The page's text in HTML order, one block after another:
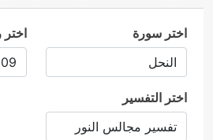
اختر سورة اختر
اختر التفسير